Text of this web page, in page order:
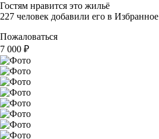
Гостям нравится это жильё
227 человек добавили его в Избранное
Пожаловаться
7 000 ₽